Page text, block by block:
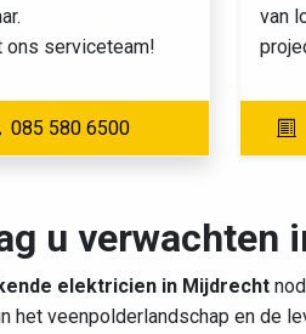
ons serviceteam!
085 580 6500
van
u verwachten
elektricien in Mijdrecht
het veenpolderlandschap en de